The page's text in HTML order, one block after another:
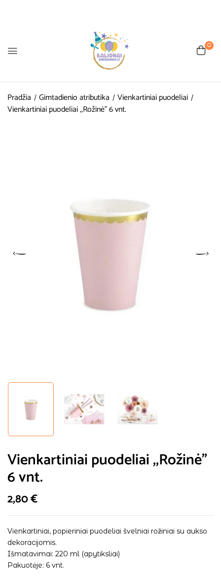
0
Pradžia Gimtadienio atributika
Vienkartiniai puodeliai
Vienkartiniai puodeliai ,,Rožinė” 6 vnt.
Vienkartiniai puodeliai ,,Rožinė”
6 vnt.
2,80€
Vienkartiniai, popieriniai puodeliai švelniai rožiniai su aukso
dekoracijomis.
Išmatavimai: 220 ml (apytiksliai)
Pakuotėje: 6 vnt.